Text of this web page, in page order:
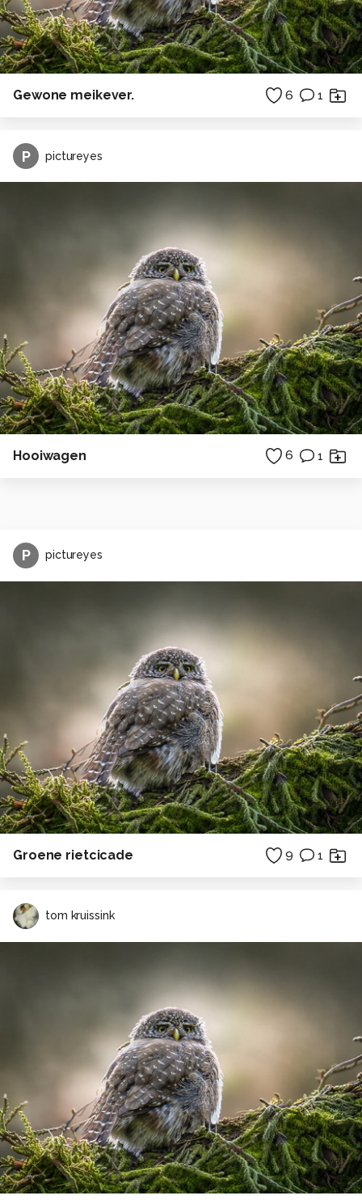
Gewone meikever. 6 1
P pictureyes
Hooiwagen 6 1
P pictureyes
Groene rietcicade 9 1
tom kruissink